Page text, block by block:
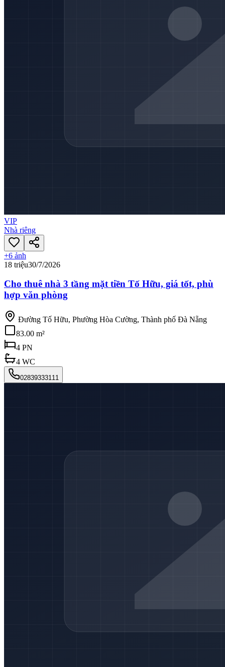
VIP
Nhà riêng
+6 ảnh
18 triệu30/7/2026
Cho thuê nhà 3 tầng mặt tiền Tố Hữu, giá tốt, phù
hợp văn phòng
Đường Tố Hữu, Phường Hòa Cường, Thành phố Đà Nẵng
83.00 m²
4 PN
4 WC
02839333111